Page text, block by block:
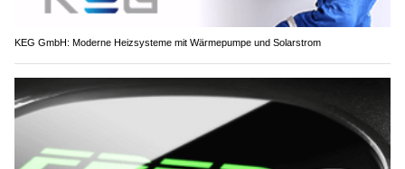
KEG GmbH: Moderne Heizsysteme mit Wärmepumpe und Solarstrom